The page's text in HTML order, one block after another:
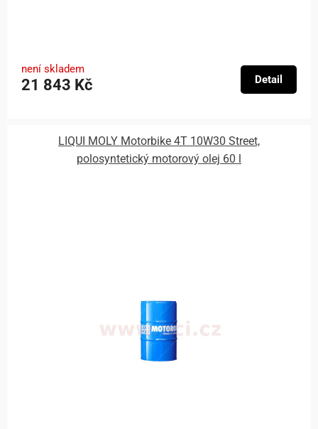
není skladem
21 843 Kč Detail
LIQUI MOLY Motorbike 4T 10W30 Street,
polosyntetický motorový olej 60 l